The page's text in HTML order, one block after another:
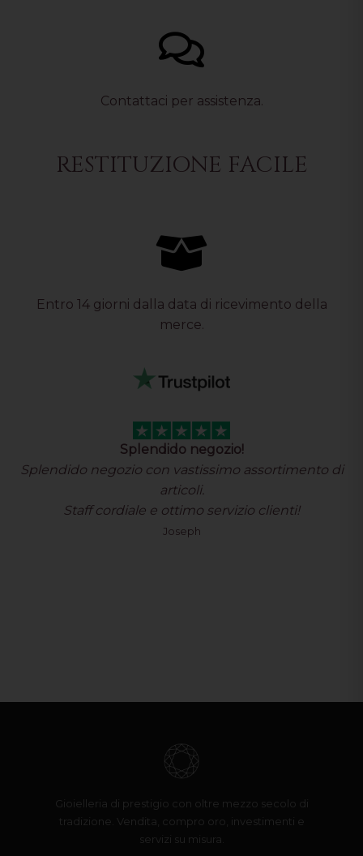
Contattaci per assistenza.
RESTITUZIONE FACILE
Entro 14 giorni dalla data di ricevimento della
merce.
Splendido negozio!
Splendido negozio con vastissimo assortimento di
articoli.
Staff cordiale e ottimo servizio clienti!
Joseph
Gioielleria di prestigio con oltre mezzo secolo di
tradizione. Vendita, compro oro, investimenti e
servizi su misura.